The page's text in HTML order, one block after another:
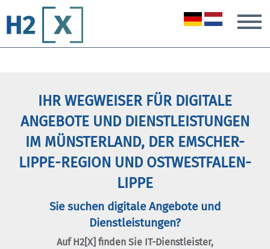
IHR WEGWEISER FÜR DIGITALE
ANGEBOTE UND DIENSTLEISTUNGEN
IM MÜNSTERLAND, DER EMSCHER-
LIPPE-REGION UND OSTWESTFALEN-
LIPPE
Sie suchen digitale Angebote und
Dienstleistungen?
Auf H2[X] finden Sie IT-Dienstleister,